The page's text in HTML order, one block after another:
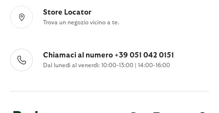
Store Locator
Trova un negozio vicino a te.
Chiamaci al numero +39 051 042 0151
Dal lunedì al venerdì: 10:00-13:00 | 14:00-16:00